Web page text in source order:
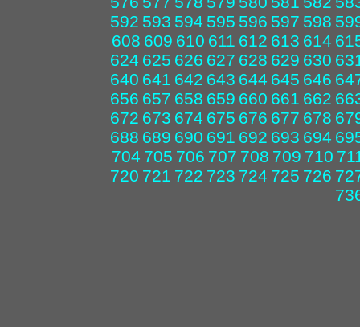
592 593 594 595 596 597 598
608 609 610 611 612 613 614
624 625 626 627 628 629 630
640 641 642 643 644 645 646
656 657 658 659 660 661 662
672 673 674 675 676 677 678
688 689 690 691 692 693 694
704 705 706 707 708 709 710
720 721 722 723 724 725 726